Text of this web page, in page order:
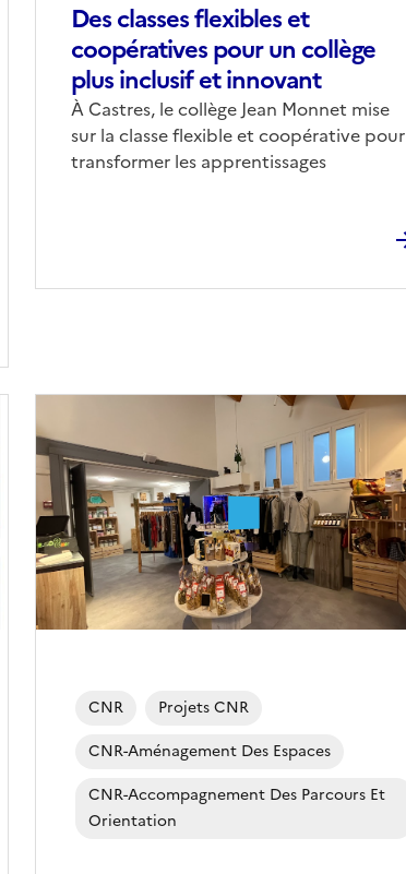
Des classes flexibles et
coopératives pour un collège
plus inclusif et innovant
Corps
À Castres, le collège Jean Monnet mise
sur la classe flexible et coopérative pour
transformer les apprentissages
CNR
Projets CNR
CNR-Aménagement Des Espaces
CNR-Accompagnement Des Parcours Et
Orientation
de
couverture
(conseillée)